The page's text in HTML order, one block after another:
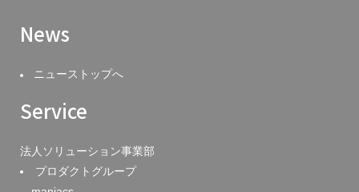
News
ニューストップへ
Service
法人ソリューション事業部
プロダクトグループ